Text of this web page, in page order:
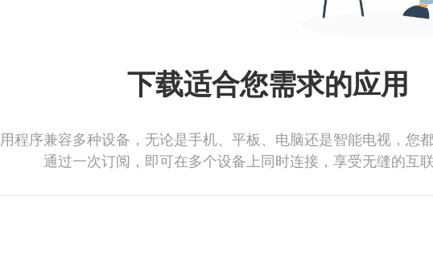
下载适合您需求的应用
程序兼容多种设备，无论是手机、平板、电脑还是智能电视，您
通过一次订阅，即可在多个设备上同时连接，享受无缝的互联